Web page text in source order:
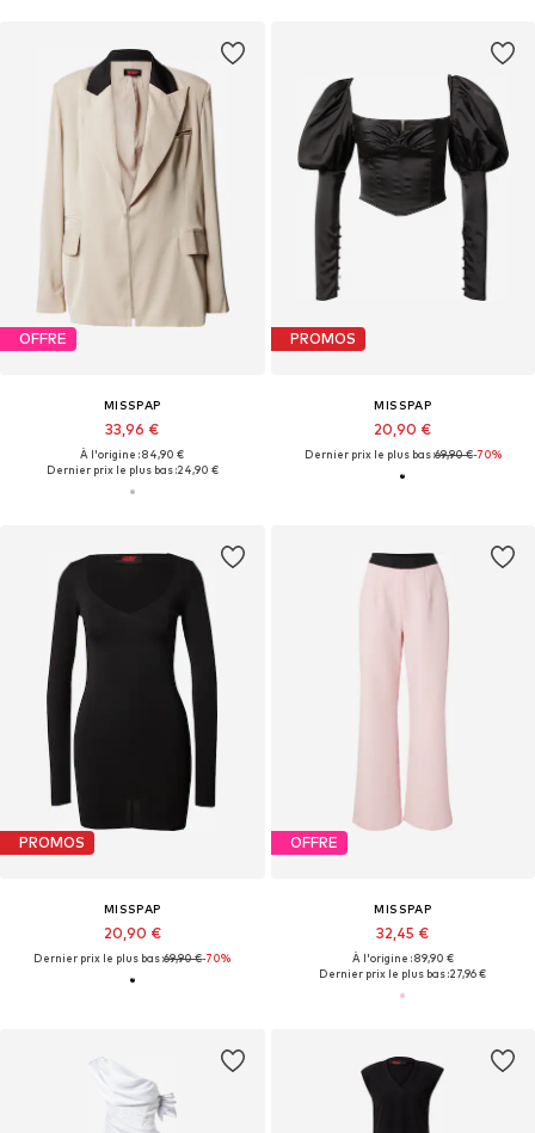
OFFRE
MISSPAP
33,96 €
À l'origine : 84,90 €
Dernier prix le plus bas :24,90 €
PROMOS
MISSPAP
20,90 €
Dernier prix le plus bas :69,90 €-70%
PROMOS
MISSPAP
20,90 €
Dernier prix le plus bas :69,90 €-70%
OFFRE
MISSPAP
32,45 €
À l'origine : 89,90 €
Dernier prix le plus bas :27,96 €